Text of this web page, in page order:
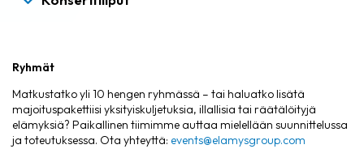
Ryhmät
Matkustatko yli 10 hengen ryhmässä – tai haluatko lisätä
majoituspakettiisi yksityiskuljetuksia, illallisia tai räätälöityjä
elämyksiä? Paikallinen tiimimme auttaa mielellään suunnittelussa
ja toteutuksessa. Ota yhteyttä: events@elamysgroup.com